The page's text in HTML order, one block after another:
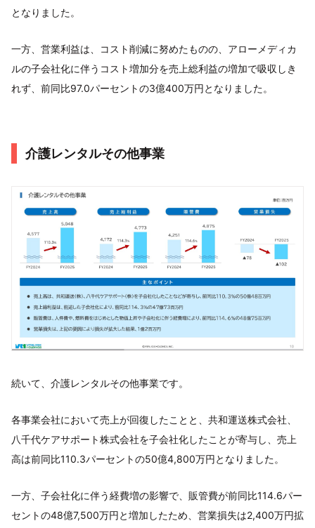
となりました。
一方、営業利益は、コスト削減に努めたものの、アローメディカ
ルの子会社化に伴うコスト増加分を売上総利益の増加で吸収しき
れず、前同比97.0パーセントの3億400万円となりました。
介護レンタルその他事業
続いて、介護レンタルその他事業です。
各事業会社において売上が回復したことと、共和運送株式会社、
八千代ケアサポート株式会社を子会社化したことが寄与し、売上
高は前同比110.3パーセントの50億4,800万円となりました。
一方、子会社化に伴う経費増の影響で、販管費が前同比114.6パー
セントの48億7,500万円と増加したため、営業損失は2,400万円拡